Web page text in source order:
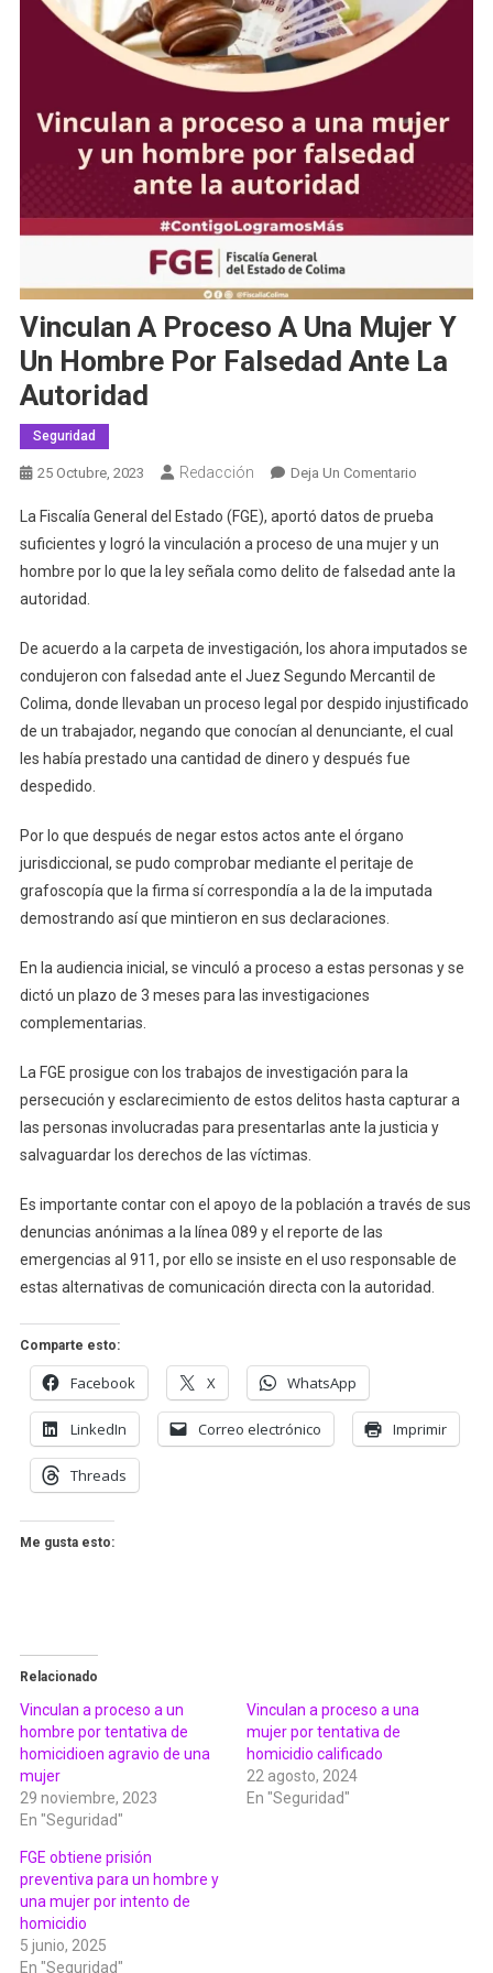
Vinculan A Proceso A Una Mujer Y
Un Hombre Por Falsedad Ante La
Autoridad
Seguridad
25 Octubre, 2023 Redacción Deja Un ComentarioEn
A
Proceso
A
Y
Un
Hombre
Por
La Fiscalía General del Estado (FGE), aportó datos de prueba
suficientes y logró la vinculación a proceso de una mujer y un
hombre por lo que la ley señala como delito de falsedad ante la
autoridad.
De acuerdo a la carpeta de investigación, los ahora imputados se
condujeron con falsedad ante el Juez Segundo Mercantil de
Colima, donde llevaban un proceso legal por despido injustificado
de un trabajador, negando que conocían al denunciante, el cual
les había prestado una cantidad de dinero y después fue
despedido.
Por lo que después de negar estos actos ante el órgano
jurisdiccional, se pudo comprobar mediante el peritaje de
grafoscopía que la firma sí correspondía a la de la imputada
demostrando así que mintieron en sus declaraciones.
En la audiencia inicial, se vinculó a proceso a estas personas y se
dictó un plazo de 3 meses para las investigaciones
complementarias.
La FGE prosigue con los trabajos de investigación para la
persecución y esclarecimiento de estos delitos hasta capturar a
las personas involucradas para presentarlas ante la justicia y
salvaguardar los derechos de las víctimas.
Es importante contar con el apoyo de la población a través de sus
denuncias anónimas a la línea 089 y el reporte de las
emergencias al 911, por ello se insiste en el uso responsable de
estas alternativas de comunicación directa con la autoridad.
Comparte esto:
Facebook X WhatsApp
LinkedIn Correo electrónico Imprimir
Threads
Me gusta esto:
Relacionado
Vinculan a proceso a un
hombre por tentativa de
homicidioen agravio de una
mujer
29 noviembre, 2023
En "Seguridad"
Vinculan a proceso a una
mujer por tentativa de
homicidio calificado
22 agosto, 2024
En "Seguridad"
FGE obtiene prisión
preventiva para un hombre y
una mujer por intento de
homicidio
5 junio, 2025
En "Seguridad"